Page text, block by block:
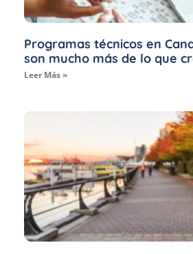
Programas técnicos en
son mucho más de lo que
Leer Más »